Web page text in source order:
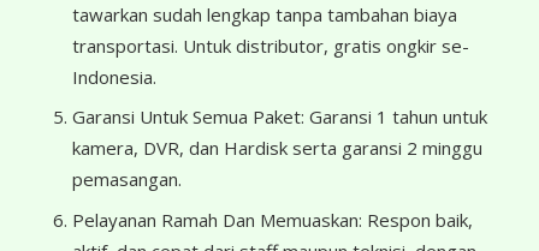
tawarkan sudah lengkap tanpa tambahan biaya
transportasi. Untuk distributor, gratis ongkir se-
Indonesia.
Garansi Untuk Semua Paket: Garansi 1 tahun untuk
kamera, DVR, dan Hardisk serta garansi 2 minggu
pemasangan.
Pelayanan Ramah Dan Memuaskan: Respon baik,